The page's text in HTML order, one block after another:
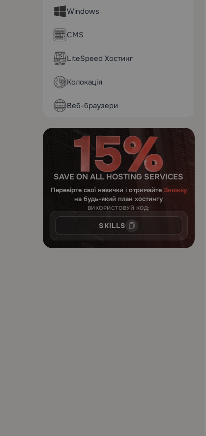
Windows
CMS
LiteSpeed Хостинг
Колокація
Веб-браузери
SAVE ON ALL HOSTING SERVICES
Перевірте свої навички і отримайте Знижку
на будь-який план хостингу
ВИКОРИСТОВУЙ КОД:
SKILLS